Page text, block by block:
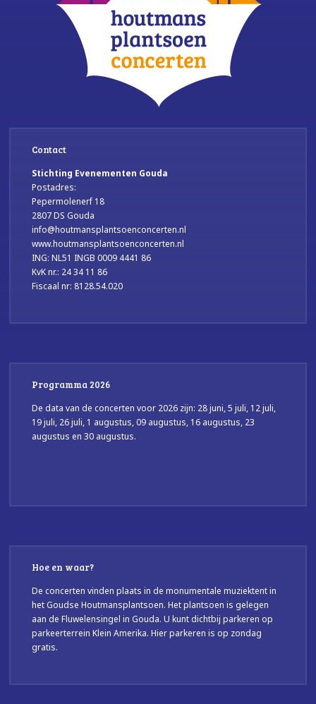
Contact
Stichting Evenementen Gouda
Postadres:
Pepermolenerf 18
2807 DS Gouda
info@houtmansplantsoenconcerten.nl
www.houtmansplantsoenconcerten.nl
ING: NL51 INGB 0009 4441 86
KvK nr.: 24 34 11 86
Fiscaal nr: 8128.54.020
Programma 2026
De data van de concerten voor 2026 zijn: 28 juni, 5 juli, 12 juli,
19 juli, 26 juli, 1 augustus, 09 augustus, 16 augustus, 23
augustus en 30 augustus.
Hoe en waar?
De concerten vinden plaats in de monumentale muziektent in
het Goudse Houtmansplantsoen. Het plantsoen is gelegen
aan de Fluwelensingel in Gouda. U kunt dichtbij parkeren op
parkeerterrein Klein Amerika. Hier parkeren is op zondag
gratis.